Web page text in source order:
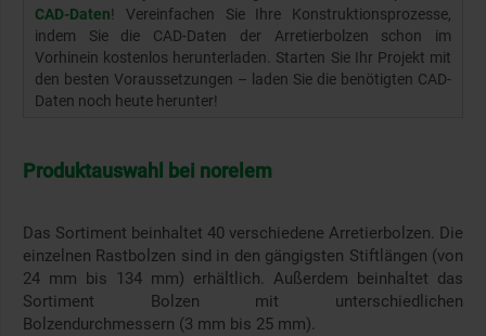
CAD-Daten! Vereinfachen Sie Ihre Konstruktionsprozesse,
indem Sie die CAD-Daten der Arretierbolzen schon im
Vorhinein kostenlos herunterladen. Starten Sie Ihr Projekt mit
den besten Voraussetzungen – laden Sie die benötigten CAD-
Daten noch heute herunter!
Produktauswahl bei norelem
Das Sortiment beinhaltet 40 verschiedene Arretierbolzen. Die
einzelnen Rastbolzen sind in den gängigsten Stiftlängen (von
24 mm bis 134 mm) erhältlich. Außerdem beinhaltet das
Sortiment Bolzen mit unterschiedlichen
Bolzendurchmessern (3 mm bis 25 mm).